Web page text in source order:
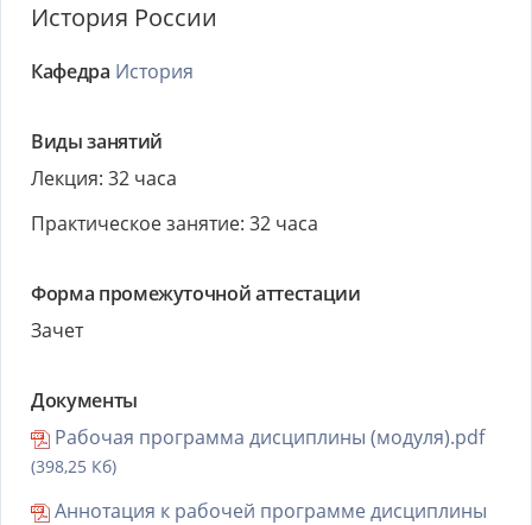
История России
Кафедра История
Виды занятий
Лекция: 32 часа
Практическое занятие: 32 часа
Форма промежуточной аттестации
Зачет
Документы
Рабочая программа дисциплины (модуля).pdf
(398,25 Кб)
Аннотация к рабочей программе дисциплины